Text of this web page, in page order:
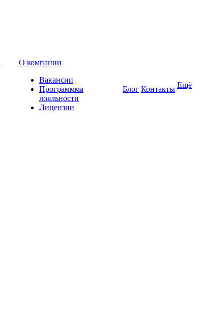
О компании
Вакансии
Программма
лояльности
Лицензии
Блог Контакты Ещё